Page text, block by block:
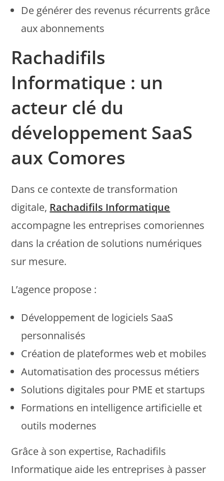
De générer des revenus récurrents grâce
aux abonnements
Rachadifils
Informatique : un
acteur clé du
développement SaaS
aux Comores
Dans ce contexte de transformation
digitale, Rachadifils Informatique
accompagne les entreprises comoriennes
dans la création de solutions numériques
sur mesure.
L’agence propose :
Développement de logiciels SaaS
personnalisés
Création de plateformes web et mobiles
Automatisation des processus métiers
Solutions digitales pour PME et startups
Formations en intelligence artificielle et
outils modernes
Grâce à son expertise, Rachadifils
Informatique aide les entreprises à passer